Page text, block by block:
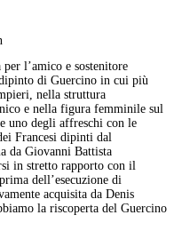
l’amico e sostenitore
di Guercino in cui più
nella struttura
e nella figura femminile sul
uno degli affreschi con le
Francesi dipinti dal
da Giovanni Battista
in stretto rapporto con il
dell’esecuzione di
acquisita da Denis
la riscoperta del Guercino